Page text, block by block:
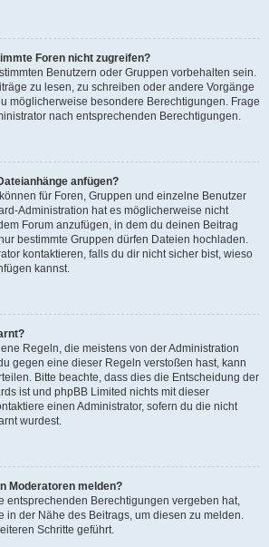
Foren nicht zugreifen?
Benutzern oder Gruppen vorbehalten sein.
zu lesen, zu schreiben oder andere Vorgänge
möglicherweise besondere Berechtigungen. Frage
nach entsprechenden Berechtigungen.
anfügen?
für Foren, Gruppen und einzelne Benutzer
Administration hat es möglicherweise nicht
Forum anzufügen, in dem du deinen Beitrag
bestimmte Gruppen dürfen Dateien hochladen.
kontaktieren, falls du dir nicht sicher bist, wieso
kannst.
Regeln, die meistens von der Administration
gegen eine dieser Regeln verstoßen hast, kann
Bitte beachte, dass dies die Entscheidung der
ist und phpBB Limited nichts mit dieser
einen Administrator, sofern du die nicht
wurdest.
Moderatoren melden?
entsprechenden Berechtigungen vergeben hat,
in der Nähe des Beitrags, um diesen zu melden.
Schritte geführt.